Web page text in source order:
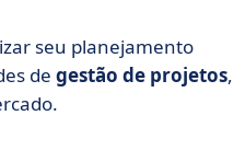
seu planejamento
de gestão de projetos,